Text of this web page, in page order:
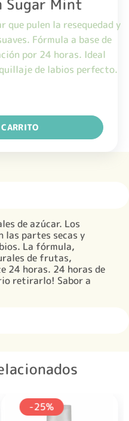
que pulen la resequedad y
Fórmula a base de
por 24 horas. Ideal
de labios perfecto.
de azúcar. Los
las partes secas y
La fórmula,
de frutas,
24 horas. 24 horas de
retirarlo! Sabor a
-25%